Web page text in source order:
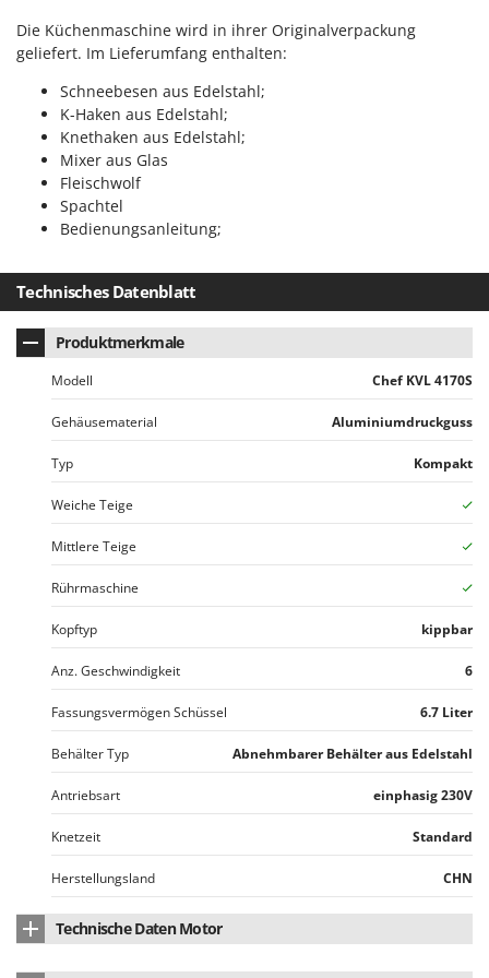
Tre Spade
Trotec
Troy-Bilt
Udor
Unger
V
Verdemax
Vesco
Waldner
Weber
WIDU
Wiper EcoRobot
Wolf Garten
Wortex
Worx
Yard Force
Zanon
Zephir
ZGrills
Zodiac
Zomax
Die Küchenmaschine wird in ihrer Originalverpackung
geliefert. Im Lieferumfang enthalten:
Schneebesen aus Edelstahl;
K-Haken aus Edelstahl;
Knethaken aus Edelstahl;
Mixer aus Glas
Fleischwolf
Spachtel
Bedienungsanleitung;
Technisches Datenblatt
Produktmerkmale
Modell Chef KVL 4170S
Gehäusematerial Aluminiumdruckguss
Typ Kompakt
Weiche Teige
Mittlere Teige
Rührmaschine
Kopftyp kippbar
Anz. Geschwindigkeit 6
Fassungsvermögen Schüssel 6.7 Liter
Behälter Typ Abnehmbarer Behälter aus Edelstahl
Antriebsart einphasig 230V
Knetzeit Standard
Herstellungsland CHN
Technische Daten Motor